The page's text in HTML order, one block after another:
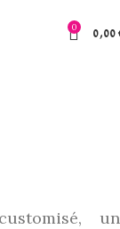
0
0,00
un